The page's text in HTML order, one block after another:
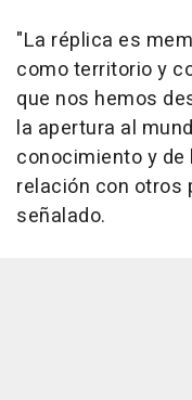
"La réplica es
como territorio y
que nos hemos
la apertura al
conocimiento y
relación con otros
señalado.